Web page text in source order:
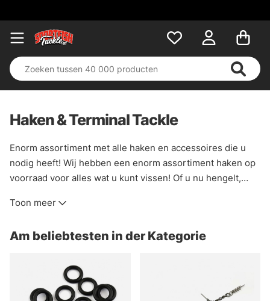
Haken & Terminal Tackle
Enorm assortiment met alle haken en accessoires die u
nodig heeft! Wij hebben een enorm assortiment haken op
voorraad voor alles wat u kunt vissen! Of u nu hengelt,
vindt het in deze categorie!
U vindt hier ook accessoires in de vorm van visgewichten,
nodig heeft. Een complete categorie voor een complete
Toon meer
Am beliebtesten in der Kategorie